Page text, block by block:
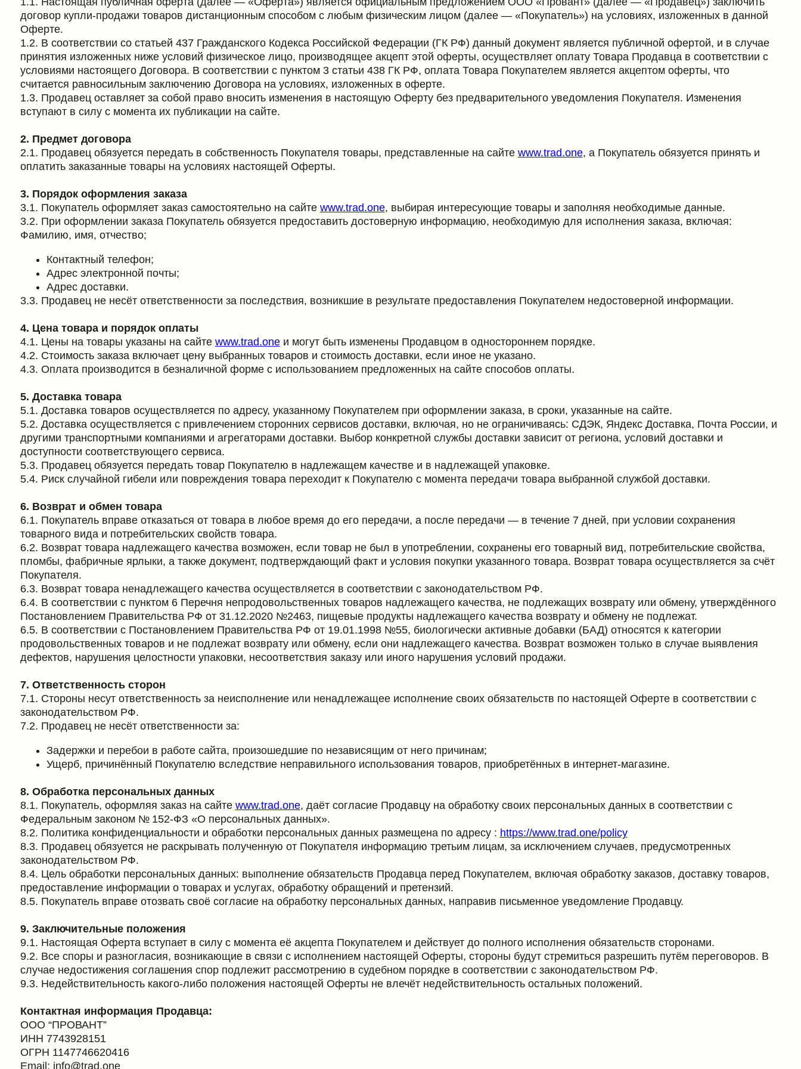
1.2. В соответствии со статьей 437 Гражданского Кодекса Российской Федерации (ГК РФ) данный документ является публичной офертой, и в случае
принятия изложенных ниже условий физическое лицо, производящее акцепт этой оферты, осуществляет оплату Товара Продавца в соответствии с
условиями настоящего Договора. В соответствии с пунктом 3 статьи 438 ГК РФ, оплата Товара Покупателем является акцептом оферты, что
считается равносильным заключению Договора на условиях, изложенных в оферте.
1.3. Продавец оставляет за собой право вносить изменения в настоящую Оферту без предварительного уведомления Покупателя. Изменения
вступают в силу с момента их публикации на сайте.
2. Предмет договора
2.1. Продавец обязуется передать в собственность Покупателя товары, представленные на сайте
оплатить заказанные товары на условиях настоящей Оферты.
3. Порядок оформления заказа
3.1. Покупатель оформляет заказ самостоятельно на сайте www.trad.one , выбирая интересующие товары и заполняя необходимые данные.
3.2. При оформлении заказа Покупатель обязуется предоставить достоверную информацию, необходимую для исполнения заказа, включая:
Контактный телефон;
Адрес электронной почты;
Адрес доставки.
3.3. Продавец не несёт ответственности за последствия, возникшие в результате предоставления Покупателем недостоверной информации.
4. Цена товара и порядок оплаты
4.1. Цены на товары указаны на сайте
4.2. Стоимость заказа включает цену выбранных товаров и стоимость доставки, если иное не указано.
4.3. Оплата производится в безналичной форме с использованием предложенных на сайте способов оплаты.
5. Доставка товара
5.1. Доставка товаров осуществляется по адресу, указанному Покупателем при оформлении заказа, в сроки, указанные на сайте.
5.2. Доставка осуществляется с привлечением сторонних сервисов доставки, включая, но не ограничиваясь: СДЭК, Яндекс Доставка, Почта России, и
другими транспортными компаниями и агрегаторами доставки. Выбор конкретной службы доставки зависит от региона, условий доставки и
доступности соответствующего сервиса.
5.4. Риск случайной гибели или повреждения товара переходит к Покупателю с момента передачи товара выбранной службой доставки.
6. Возврат и обмен товара
6.1. Покупатель вправе отказаться от товара в любое время до его передачи, а после передачи — в течение 7 дней, при условии сохранения
товарного вида и потребительских свойств товара.
6.2. Возврат товара надлежащего качества возможен, если товар не был в употреблении, сохранены его товарный вид, потребительские свойства,
пломбы, фабричные ярлыки, а также документ, подтверждающий факт и условия покупки указанного товара. Возврат товара осуществляется за счёт
Покупателя.
6.4. В соответствии с пунктом 6 Перечня непродовольственных товаров надлежащего качества, не подлежащих возврату или обмену, утверждённого
Постановлением Правительства РФ от 31.12.2020 №2463, пищевые продукты надлежащего качества возврату и обмену не подлежат.
6.5. В соответствии с Постановлением Правительства РФ от 19.01.1998 №55, биологически активные добавки (БАД) относятся к категории
продовольственных товаров и не подлежат возврату или обмену, если они надлежащего качества. Возврат возможен только в случае выявления
дефектов, нарушения целостности упаковки, несоответствия заказу или иного нарушения условий продажи.
7. Ответственность сторон
7.1. Стороны несут ответственность за неисполнение или ненадлежащее исполнение своих обязательств по настоящей Оферте в соответствии с
законодательством РФ.
7.2. Продавец не несёт ответственности за:
Задержки и перебои в работе сайта, произошедшие по независящим от него причинам;
Ущерб, причинённый Покупателю вследствие неправильного использования товаров, приобретённых в интернет-магазине.
8.1. Покупатель, оформляя заказ на сайте
Федеральным законом № 152-ФЗ «О персональных данных».
8.2. Политика конфиденциальности и обработки персональных данных размещена по адресу :
8.3. Продавец обязуется не раскрывать полученную от Покупателя информацию третьим лицам, за исключением случаев, предусмотренных
8.4. Цель обработки персональных данных: выполнение обязательств Продавца перед Покупателем, включая обработку заказов, доставку товаров,
предоставление информации о товарах и услугах, обработку обращений и претензий.
9. Заключительные положения
9.1. Настоящая Оферта вступает в силу с момента её акцепта Покупателем и действует до полного исполнения обязательств сторонами.
9.2. Все споры и разногласия, возникающие в связи с исполнением настоящей Оферты, стороны будут стремиться разрешить путём переговоров. В
случае недостижения соглашения спор подлежит рассмотрению в судебном порядке в соответствии с законодательством РФ.
9.3. Недействительность какого-либо положения настоящей Оферты не влечёт недействительность остальных положений.
Контактная информация Продавца:
ООО “ПРОВАНТ”
ИНН 7743928151
ОГРН 1147746620416
Email: info@trad.one
Разделы каталога Разделы сайта
Контакты
+7 (495) 764-28-80
info@trad.one
Подписаться на рассылку